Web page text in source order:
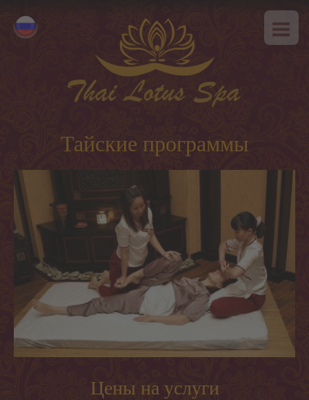
Eesti
О НАС
SPA-программы
Уход за лицом
Пилинги
Обертывания
Тайские программы
Цены на услуги